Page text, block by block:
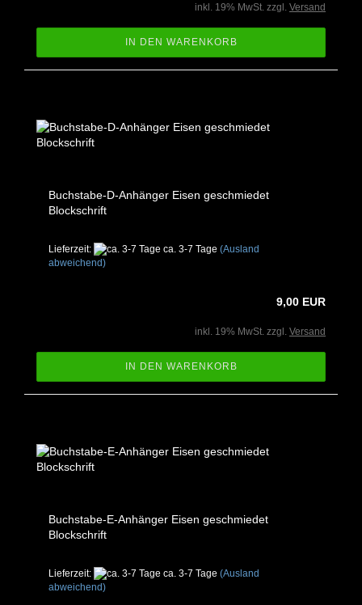
inkl. 19% MwSt. zzgl. Versand
IN DEN WARENKORB
Buchstabe-D-Anhänger Eisen geschmiedet
Blockschrift
Lieferzeit: ca. 3-7 Tage (Ausland
abweichend)
9,00 EUR
inkl. 19% MwSt. zzgl. Versand
IN DEN WARENKORB
Buchstabe-E-Anhänger Eisen geschmiedet
Blockschrift
Lieferzeit: ca. 3-7 Tage (Ausland
abweichend)